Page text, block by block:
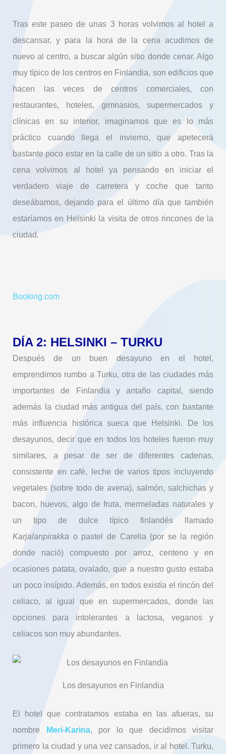
Tras este paseo de unas 3 horas volvimos al hotel a
descansar, y para la hora de la cena acudimos de
nuevo al centro, a buscar algún sitio donde cenar. Algo
muy típico de los centros en Finlandia, son edificios que
hacen las veces de centros comerciales, con
restaurantes, hoteles, gimnasios, supermercados y
clínicas en su interior, imaginamos que es lo más
práctico cuando llega el invierno, que apetecerá
bastante poco estar en la calle de un sitio a otro. Tras la
cena volvimos al hotel ya pensando en iniciar el
verdadero viaje de carretera y coche que tanto
deseábamos, dejando para el último día que también
estaríamos en Helsinki la visita de otros rincones de la
ciudad.
Booking.com
DÍA 2: HELSINKI – TURKU
Después de un buen desayuno en el hotel,
emprendimos rumbo a Turku, otra de las ciudades más
importantes de Finlandia y antaño capital, siendo
además la ciudad más antigua del país, con bastante
más influencia histórica sueca que Helsinki. De los
desayunos, decir que en todos los hoteles fueron muy
similares, a pesar de ser de diferentes cadenas,
consistente en café, leche de varios tipos incluyendo
vegetales (sobre todo de avena), salmón, salchichas y
bacon, huevos, algo de fruta, mermeladas naturales y
un tipo de dulce típico finlandés llamado
Karjalanpirakka o pastel de Carelia (por se la región
donde nació) compuesto por arroz, centeno y en
ocasiones patata, ovalado, que a nuestro gusto estaba
un poco insípido. Además, en todos existía el rincón del
celiaco, al igual que en supermercados, donde las
opciones para intolerantes a lactosa, veganos y
celiacos son muy abundantes.
Los desayunos en Finlandia
El hotel que contratamos estaba en las afueras, su
nombre
Meri-Karina, por lo que decidimos visitar
primero la ciudad y una vez cansados, ir al hotel. Turku,